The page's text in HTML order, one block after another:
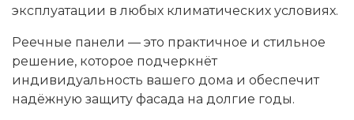
эксплуатации в любых климатических условиях.
Реечные панели — это практичное и стильное
решение, которое подчеркнёт
индивидуальность вашего дома и обеспечит
надёжную защиту фасада на долгие годы.